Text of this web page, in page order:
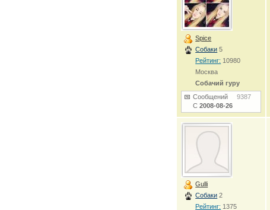
Spice
Собаки 5
Рейтинг: 10980
Москва
Собачий гуру
Сообщений9387
С2008-08-26
Gulli
Собаки 2
Рейтинг: 1375